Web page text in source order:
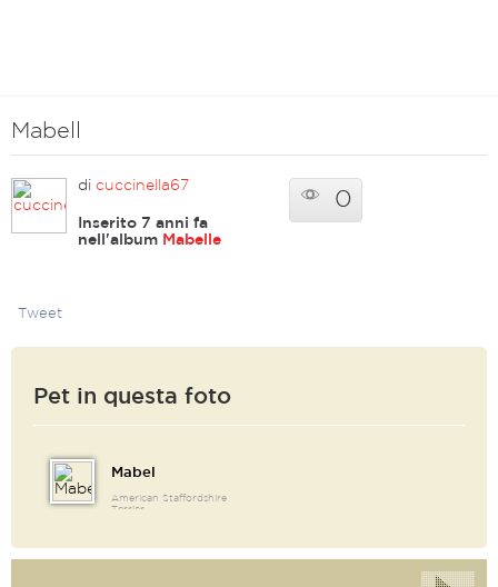
Mabell
di cuccinella67
Inserito 7 anni fa
nell'album Mabelle
0
Tweet
Pet in questa foto
Mabel
American Staffordshire
Terrier